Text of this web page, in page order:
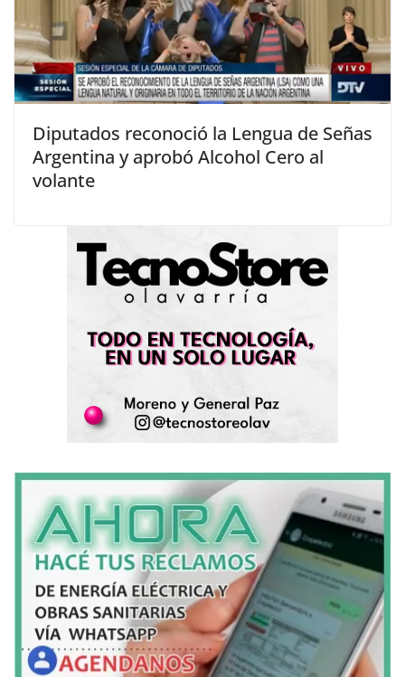
Diputados reconoció la Lengua de Señas
Argentina y aprobó Alcohol Cero al
volante